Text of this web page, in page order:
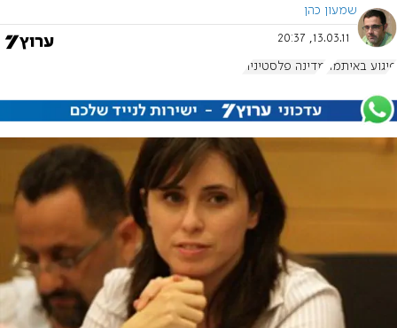
שמעון כהן
13.03.11, 20:37
פיגוע באיתמר מדינה פלסטינית